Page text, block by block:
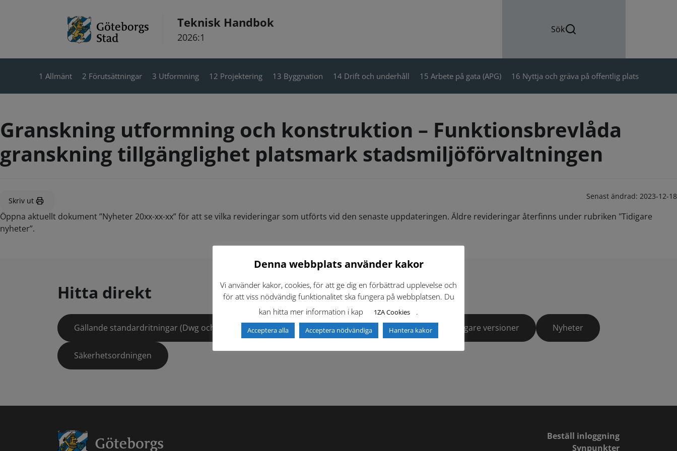
Teknisk Handbok
2026:1
Sök
1 Allmänt 2 Förutsättningar 3 Utformning 12 Projektering 13 Byggnation 14 Drift och underhåll 15 Arbete på gata (APG) 16 Nyttja och gräva på offentlig plats
Granskning utformning och konstruktion – Funktionsbrevlåda
granskning tillgänglighet platsmark stadsmiljöförvaltningen
Skriv ut Senast ändrad: 2023-12-18
Öppna aktuellt dokument ”Nyheter 20xx-xx-xx” för att se vilka revideringar som utförts vid den senaste uppdateringen. Äldre revideringar återfinns under rubriken "Tidigare
nyheter”.
Hitta direkt
Gällande standardritningar (Dwg och pdf) Dokumentbibliotek Kontaktlista Tidigare versioner Nyheter
Säkerhetsordningen
Beställ inloggning
Synpunkter
Denna webbplats använder kakor
Vi använder kakor, cookies, för att ge dig en förbättrad upplevelse och
för att viss nödvändig funktionalitet ska fungera på webbplatsen. Du
kan hitta mer information i kap
1ZA Cookies .
Acceptera alla Acceptera nödvändiga Hantera kakor